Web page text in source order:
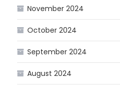
November 2024
October 2024
September 2024
August 2024